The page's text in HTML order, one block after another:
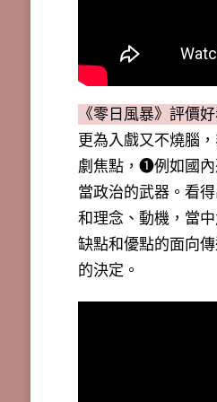
《零日風暴》評價
更為入戲又不燒腦
劇焦點，❶例如國
當政治的武器。看
和理念、動機，當
缺點和優點的面向
的決定。